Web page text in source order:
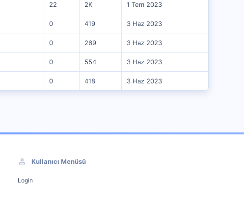
22 2K 1 Tem 2023
0 419 3 Haz 2023
0 269 3 Haz 2023
0 554 3 Haz 2023
0 418 3 Haz 2023
Kullanıcı Menüsü
Login